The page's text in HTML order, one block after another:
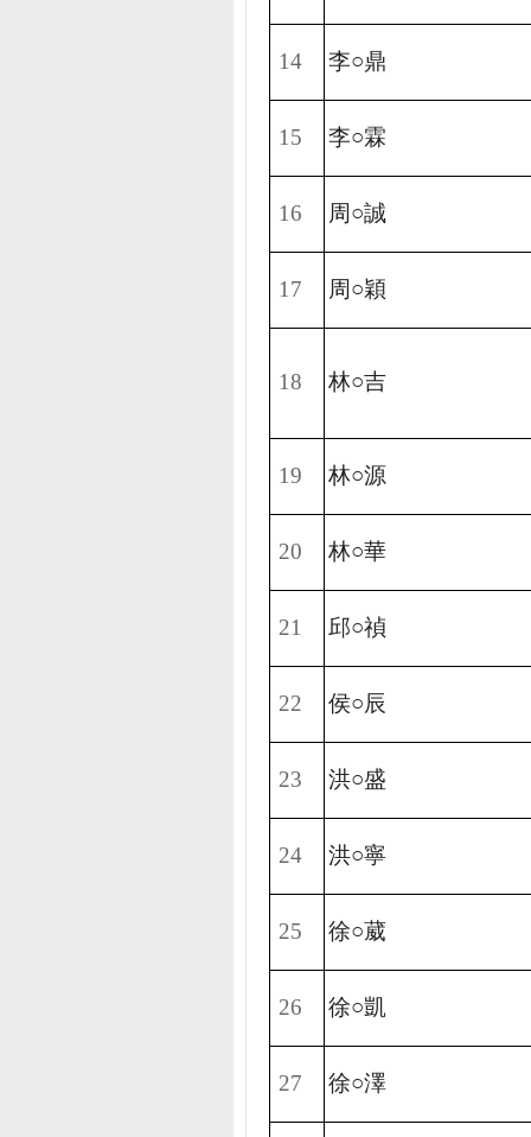
14 李○鼎
15 李○霖
16 周○誠
17 周○穎
18 林○吉
19 林○源
20 林○華
21 邱○禎
22 侯○辰
23 洪○盛
24 洪○寧
25 徐○葳
26 徐○凱
27 徐○澤